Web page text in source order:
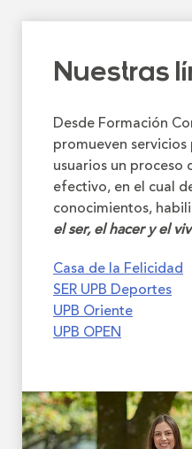
Nuestras
Desde Formación
promueven
usuarios un proceso
efectivo, en el cual
conocimientos,
el ser, el hacer y el
Casa de la Felicidad
SER UPB Deportes
UPB Oriente
UPB OPEN